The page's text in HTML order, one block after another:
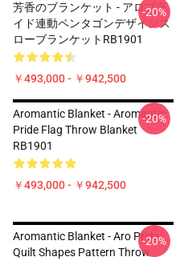
芳香のブランケット - アロプラ
イド連動ペンタゴンデザインス
ローブランケットRB1901
￥493,000 - ￥942,500
-20%
Aromantic Blanket - Aromantic
Pride Flag Throw Blanket
RB1901
￥493,000 - ￥942,500
-20%
Aromantic Blanket - Aro Pride
Quilt Shapes Pattern Throw
-20%